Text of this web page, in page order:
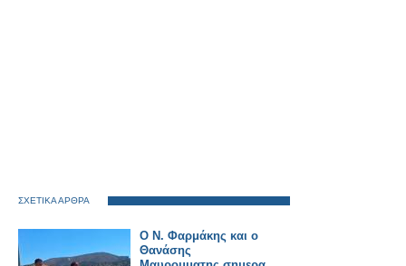
ΣΧΕΤΙΚΑ ΑΡΘΡΑ
Ο Ν. Φαρμάκης και ο
Θανάσης